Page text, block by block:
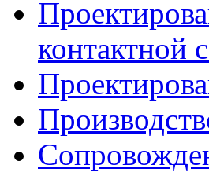
контактной